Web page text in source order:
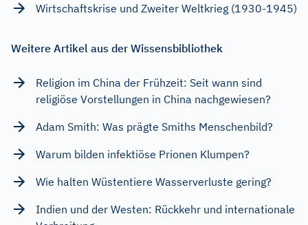
Wirtschaftskrise und Zweiter Weltkrieg (1930-1945)
Weitere Artikel aus der Wissensbibliothek
Religion im China der Frühzeit: Seit wann sind
religiöse Vorstellungen in China nachgewiesen?
Adam Smith: Was prägte Smiths Menschenbild?
Warum bilden infektiöse Prionen Klumpen?
Wie halten Wüstentiere Wasserverluste gering?
Indien und der Westen: Rückkehr und internationale